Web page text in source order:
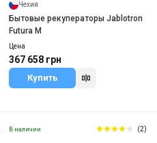
Чехия
Бытовые рекуператоры Jablotron
Futura M
Цена
367 658 грн
Купить
В наличии (2)